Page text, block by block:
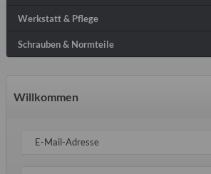
Werkstatt & Pflege
Schrauben & Normteile
Willkommen
E-Mail-Adresse